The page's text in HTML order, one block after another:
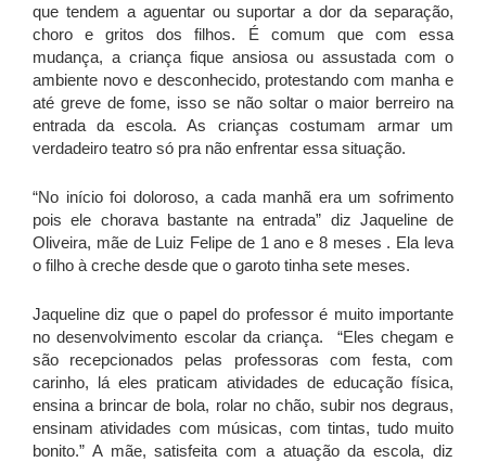
que tendem a aguentar ou suportar a dor da separação,
choro e gritos dos filhos. É comum que com essa
mudança, a criança fique ansiosa ou assustada com o
ambiente novo e desconhecido, protestando com manha e
até greve de fome, isso se não soltar o maior berreiro na
entrada da escola. As crianças costumam armar um
verdadeiro teatro só pra não enfrentar essa situação.
“No início foi doloroso, a cada manhã era um sofrimento
pois ele chorava bastante na entrada” diz Jaqueline de
Oliveira, mãe de Luiz Felipe de 1 ano e 8 meses . Ela leva
o filho à creche desde que o garoto tinha sete meses.
Jaqueline diz que o papel do professor é muito importante
no desenvolvimento escolar da criança. “Eles chegam e
são recepcionados pelas professoras com festa, com
carinho, lá eles praticam atividades de educação física,
ensina a brincar de bola, rolar no chão, subir nos degraus,
ensinam atividades com músicas, com tintas, tudo muito
bonito.” A mãe, satisfeita com a atuação da escola, diz